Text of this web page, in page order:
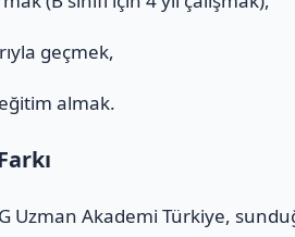
geçmek,
almak.
Uzman Akademi Türkiye,